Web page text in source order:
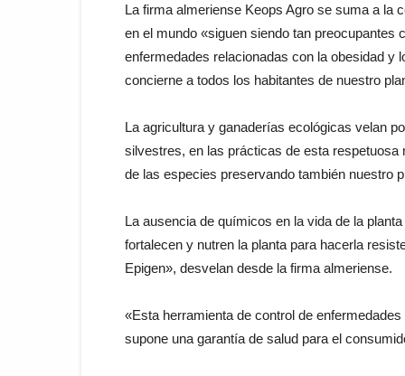
La firma almeriense Keops Agro se suma a la
en el mundo «siguen siendo tan
enfermedades relacionadas con la obesidad y
concierne a todos los habitantes de nuestro
La agricultura y ganaderías ecológicas velan
silvestres, en las prácticas de esta
de las especies preservando también nuestro
La ausencia de químicos en la vida de la
fortalecen y nutren la planta para hacerla
Epigen», desvelan desde la firma almeriense.
«Esta herramienta de control de
supone una garantía de salud para el